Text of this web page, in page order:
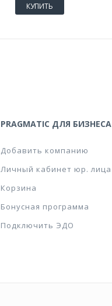
КУПИТЬ
PRAGMATIC ДЛЯ БИЗНЕСА
Добавить компанию
Личный кабинет юр. лица
Корзина
Бонусная программа
Подключить ЭДО